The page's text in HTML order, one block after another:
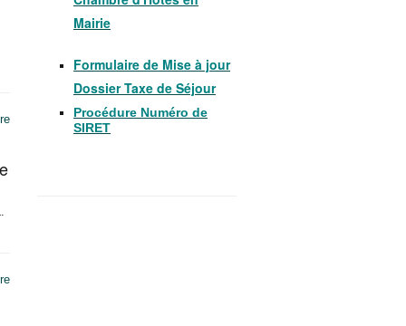
Mairie
Formulaire de Mise à jour
Dossier Taxe de Séjour
Procédure Numéro de
SIRET